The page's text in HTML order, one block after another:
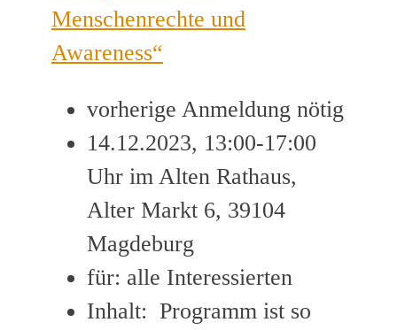
Menschenrechte und
Awareness“
vorherige Anmeldung nötig
14.12.2023, 13:00-17:00
Uhr im Alten Rathaus,
Alter Markt 6, 39104
Magdeburg
für: alle Interessierten
Inhalt: Programm ist so